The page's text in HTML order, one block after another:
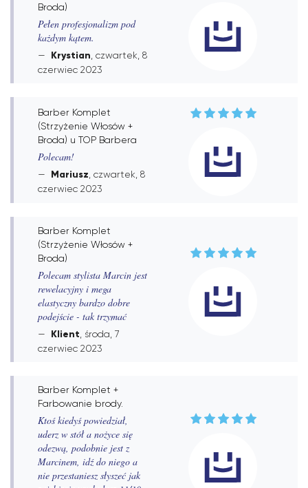
Broda)
Pełen profesjonalizm pod
każdym kątem.
Krystian , czwartek, 8
czerwiec 2023
Barber Komplet
(Strzyżenie Włosów +
Broda) u TOP Barbera
Polecam!
Mariusz , czwartek, 8
czerwiec 2023
Barber Komplet
(Strzyżenie Włosów +
Broda)
Polecam stylista Marcin jest
rewelacyjny i mega
elastyczny bardzo dobre
podejście - tak trzymać
Klient , środa, 7
czerwiec 2023
Barber Komplet +
Farbowanie brody.
Ktoś kiedyś powiedział,
uderz w stół a nożyce się
odezwą, podobnie jest z
Marcinem, idź do niego a
nie przestaniesz słyszeć jak